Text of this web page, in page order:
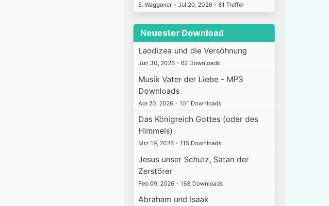
E. Waggoner • Jul 20, 2026 • 81 Treffer
Neuester Download
Laodizea und die Versöhnung
Jun 30, 2026 • 62 Downloads
Musik Vater der Liebe - MP3
Downloads
Apr 20, 2026 • 101 Downloads
Das Königreich Gottes (oder des
Himmels)
Mrz 19, 2026 • 115 Downloads
Jesus unser Schutz, Satan der
Zerstörer
Feb 09, 2026 • 163 Downloads
Abraham und Isaak